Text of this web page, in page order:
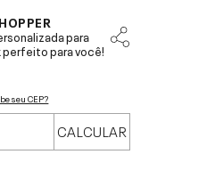
para
perfeito para você!
seu CEP?
CALCULAR